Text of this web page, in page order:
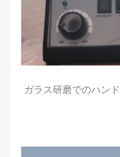
ガラス研磨でのハン